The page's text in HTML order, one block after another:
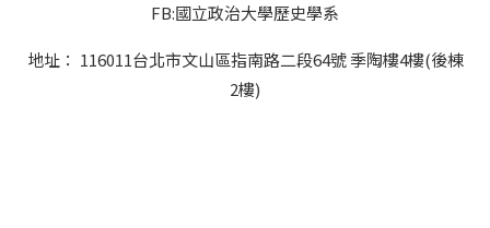
FB:國立政治大學歷史學系
地址： 116011台北市文山區指南路二段64號 季陶樓4樓(後棟
2樓)